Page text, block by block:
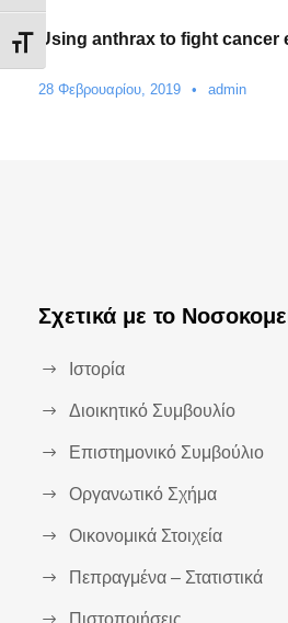
Εναλλαγή Μεγέθους Γραμμάτων
Using anthrax to fight cancer
28 Φεβρουαρίου, 2019 • admin
Σχετικά με το
Ιστορία
Διοικητικό Συμβουλίο
Επιστημονικό Συμβούλιο
Οργανωτικό Σχήμα
Οικονομικά Στοιχεία
Πεπραγμένα – Στατιστικά
Πιστοποιήσεις